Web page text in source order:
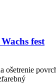
fest